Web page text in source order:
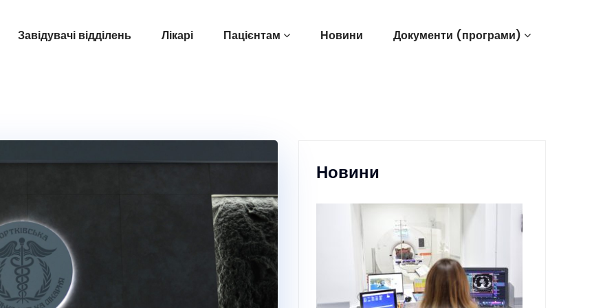
Завідувачі відділень Лікарі Пацієнтам Новини Документи (програми)
Новини